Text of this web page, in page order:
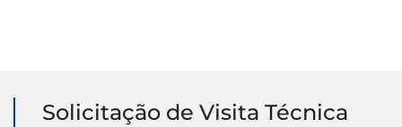
Solicitação de Visita Técnica